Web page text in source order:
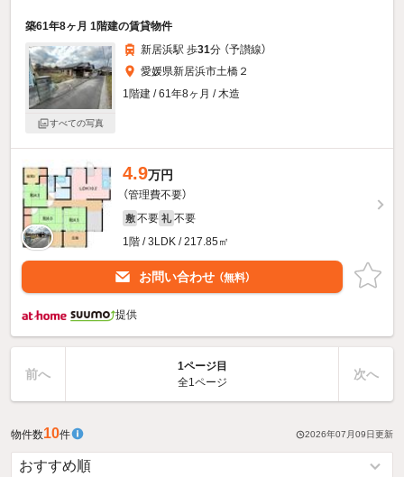
築61年8ヶ月 1階建の賃貸物件
すべての写真
新居浜駅 歩31分 （予讃線）
愛媛県新居浜市土橋２
1階建 / 61年8ヶ月 / 木造
4.9万円
（管理費不要）
敷 不要 礼 不要
1階 / 3LDK / 217.85㎡
お問い合わせ （無料）
提供
前へ
1ページ目
全1ページ
次へ
物件数10件 2026年07月09日 更新